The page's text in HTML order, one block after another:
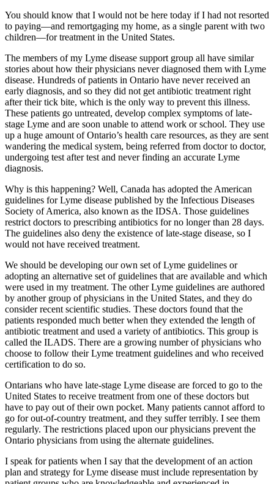
You should know that I would not be here today if I had not resorted
to paying—and remortgaging my home, as a single parent with two
children—for treatment in the United States.
The members of my Lyme disease support group all have similar
stories about how their physicians never diagnosed them with Lyme
disease. Hundreds of patients in Ontario have never received an
early diagnosis, and so they did not get antibiotic treatment right
after their tick bite, which is the only way to prevent this illness.
These patients go untreated, develop complex symptoms of late-
stage Lyme and are soon unable to attend work or school. They use
up a huge amount of Ontario’s health care resources, as they are sent
wandering the medical system, being referred from doctor to doctor,
undergoing test after test and never finding an accurate Lyme
diagnosis.
Why is this happening? Well, Canada has adopted the American
guidelines for Lyme disease published by the Infectious Diseases
Society of America, also known as the IDSA. Those guidelines
restrict doctors to prescribing antibiotics for no longer than 28 days.
The guidelines also deny the existence of late-stage disease, so I
would not have received treatment.
We should be developing our own set of Lyme guidelines or
adopting an alternative set of guidelines that are available and which
were used in my treatment. The other Lyme guidelines are authored
by another group of physicians in the United States, and they do
consider recent scientific studies. These doctors found that the
patients responded much better when they extended the length of
antibiotic treatment and used a variety of antibiotics. This group is
called the ILADS. There are a growing number of physicians who
choose to follow their Lyme treatment guidelines and who received
certification to do so.
Ontarians who have late-stage Lyme disease are forced to go to the
United States to receive treatment from one of these doctors but
have to pay out of their own pocket. Many patients cannot afford to
go for out-of-country treatment, and they suffer terribly. I see them
regularly. The restrictions placed upon our physicians prevent the
Ontario physicians from using the alternate guidelines.
I speak for patients when I say that the development of an action
plan and strategy for Lyme disease must include representation by